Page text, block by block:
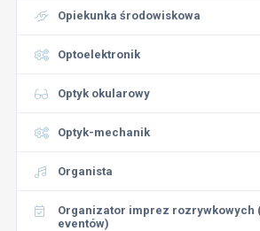
Opiekunka środowiskowa
Optoelektronik
Optyk okularowy
Optyk-mechanik
Organista
Organizator imprez rozrywkowych
eventów)